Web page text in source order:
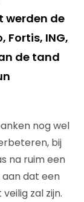
werden de
Fortis, ING,
de tand
nog wel
bij
na ruim een
dat een
zal zijn.